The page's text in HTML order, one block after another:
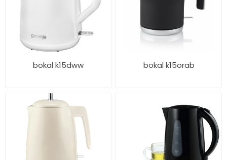
bokal k15dww bokal k15orab